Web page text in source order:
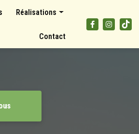
Réalisations
photovoltaïques
et pompes à chaleur
Contact